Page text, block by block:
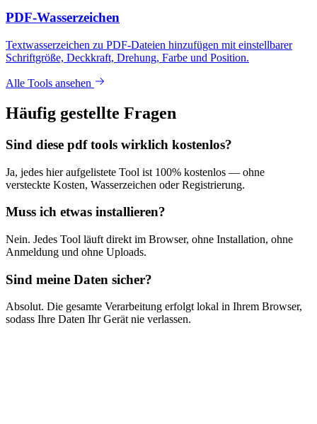
PDF-Wasserzeichen
Textwasserzeichen zu PDF-Dateien hinzufügen mit einstellbarer
Schriftgröße, Deckkraft, Drehung, Farbe und Position.
Alle Tools ansehen
Häufig gestellte Fragen
Sind diese pdf tools wirklich kostenlos?
Ja, jedes hier aufgelistete Tool ist 100% kostenlos — ohne
versteckte Kosten, Wasserzeichen oder Registrierung.
Muss ich etwas installieren?
Nein. Jedes Tool läuft direkt im Browser, ohne Installation, ohne
Anmeldung und ohne Uploads.
Sind meine Daten sicher?
Absolut. Die gesamte Verarbeitung erfolgt lokal in Ihrem Browser,
sodass Ihre Daten Ihr Gerät nie verlassen.